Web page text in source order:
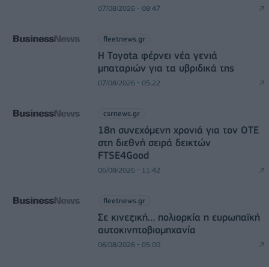
07/08/2026 - 08:47
fleetnews.gr
Η Toyota φέρνει νέα γενιά
μπαταριών για τα υβριδικά της
07/08/2026 - 05:22
csrnews.gr
18η συνεχόμενη χρονιά για τον ΟΤΕ
στη διεθνή σειρά δεικτών
FTSE4Good
06/08/2026 - 11:42
fleetnews.gr
Σε κινεζική… πολιορκία η ευρωπαϊκή
αυτοκινητοβιομηχανία
06/08/2026 - 05:00